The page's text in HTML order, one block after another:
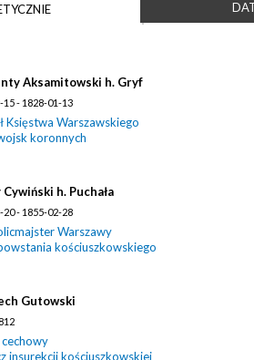
Aksamitowski h. Gryf
15 - 1828-01-13
Księstwa Warszawskiego
koronnych
Cywiński h. Puchała
20 - 1855-02-28
Warszawy
kościuszkowskiego
Gutowski
insurekcji kościuszkowskiej